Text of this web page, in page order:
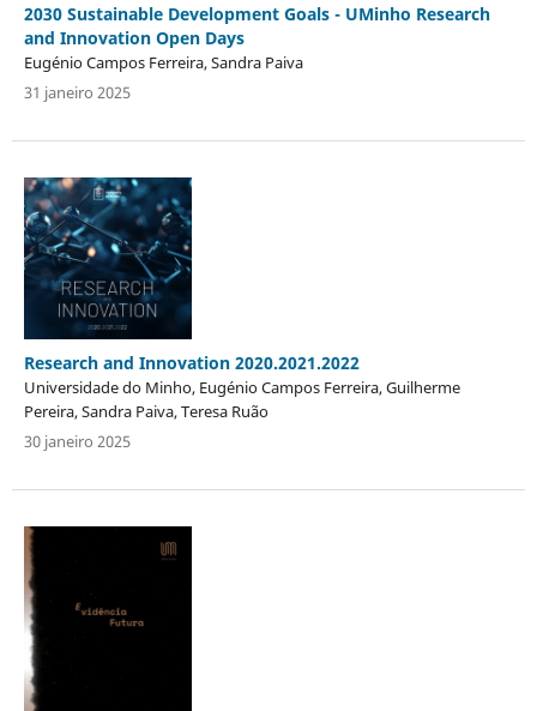
2030 Sustainable Development Goals - UMinho Research
and Innovation Open Days
Eugénio Campos Ferreira, Sandra Paiva
31 janeiro 2025
Research and Innovation 2020.2021.2022
Universidade do Minho, Eugénio Campos Ferreira, Guilherme
Pereira, Sandra Paiva, Teresa Ruão
30 janeiro 2025